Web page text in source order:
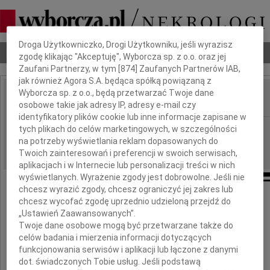
Nekrologi Odeszli Poradnik pogrzebowy
IMIĘ I NAZWISKO:
REGION: Opole
DATA EMISJI: 27.02.2015
Basiu
w tych trudnych chwilach po stracie
ukochanego
Dbamy o Twoją prywatność
Droga Użytkowniczko, Drogi Użytkowniku, jeśli wyrazisz
zgodę klikając "Akceptuję", Wyborcza sp. z o.o. oraz jej
Zaufani Partnerzy, w tym [874 ] Zaufanych Partnerów IAB,
jak również Agora S.A. będąca spółką powiązaną z
Wyborcza sp. z o.o., będą przetwarzać Twoje dane
osobowe takie jak adresy IP, adresy e-mail czy
identyfikatory plików cookie lub inne informacje zapisane w
tych plikach do celów marketingowych, w szczególności
na potrzeby wyświetlania reklam dopasowanych do
Twoich zainteresowań i preferencji w swoich serwisach,
aplikacjach i w Internecie lub personalizacji treści w nich
wyświetlanych. Wyrażenie zgody jest dobrowolne. Jeśli nie
chcesz wyrazić zgody, chcesz ograniczyć jej zakres lub
chcesz wycofać zgodę uprzednio udzieloną przejdź do
„Ustawień Zaawansowanych”.
Twoje dane osobowe mogą być przetwarzane także do
celów badania i mierzenia informacji dotyczących
funkcjonowania serwisów i aplikacji lub łączone z danymi
dot. świadczonych Tobie usług. Jeśli podstawą